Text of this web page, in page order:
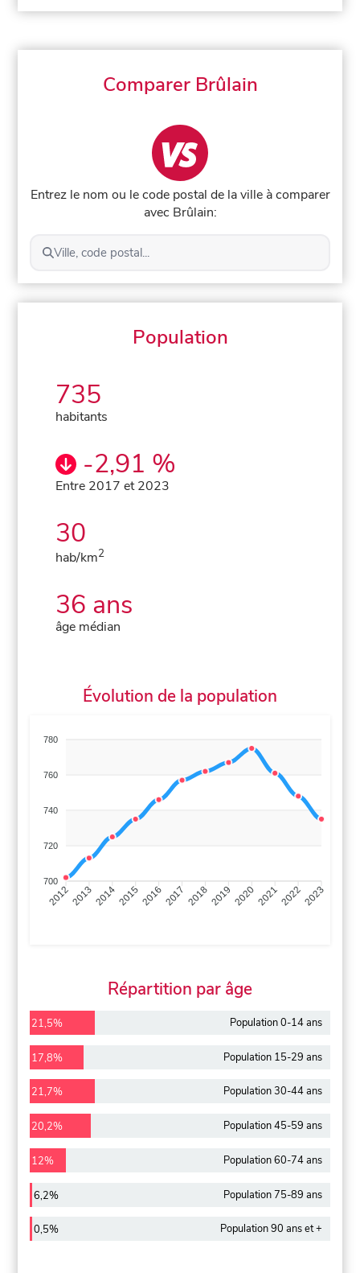
Comparer Brûlain
Entrez le nom ou le code postal de la ville à comparer
avec Brûlain:
Ville, code postal...
Population
735
habitants
-2,91 %
Entre 2017 et 2023
30
hab/km2
36 ans
âge médian
Évolution de la population
780
760
740
720
700
201220132014201520162017 20182019 2020202120222023
Répartition par âge
21,5% Population 0-14 ans
17,8% Population 15-29 ans
21,7% Population 30-44 ans
20,2% Population 45-59 ans
12% Population 60-74 ans
6,2% Population 75-89 ans
0,5% Population 90 ans et +